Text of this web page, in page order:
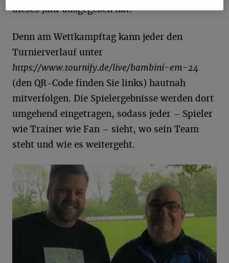
dieses Jahr ausgegeben hat:
Denn am Wettkampftag kann jeder den
Turnierverlauf unter
https://www.tournify.de/live/bambini-em-24
(den QR-Code finden Sie links) hautnah
mitverfolgen. Die Spielergebnisse werden dort
umgehend eingetragen, sodass jeder – Spieler
wie Trainer wie Fan – sieht, wo sein Team
steht und wie es weitergeht.